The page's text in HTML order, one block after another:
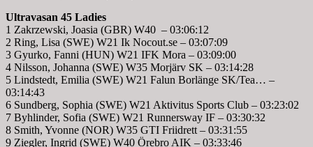
Ultravasan 45 Ladies
1 Zakrzewski, Joasia (GBR) W40 – 03:06:12
2 Ring, Lisa (SWE) W21 Ik Nocout.se – 03:07:09
3 Gyurko, Fanni (HUN) W21 IFK Mora – 03:09:00
4 Nilsson, Johanna (SWE) W35 Morjärv SK – 03:14:28
5 Lindstedt, Emilia (SWE) W21 Falun Borlänge SK/Tea… –
03:14:43
6 Sundberg, Sophia (SWE) W21 Aktivitus Sports Club – 03:23:02
7 Byhlinder, Sofia (SWE) W21 Runnersway IF – 03:30:32
8 Smith, Yvonne (NOR) W35 GTI Friidrett – 03:31:55
9 Ziegler, Ingrid (SWE) W40 Örebro AIK – 03:33:46